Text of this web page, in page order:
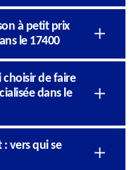
à petit prix
le 17400
choisir de faire
dans le
vers qui se